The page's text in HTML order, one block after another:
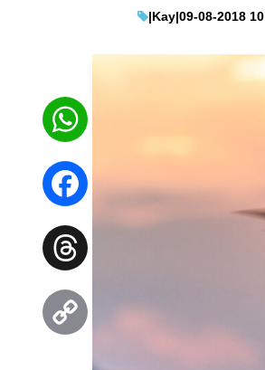
|Kay|09-08-2018
WhatsApp
Facebook
Threads
Copy